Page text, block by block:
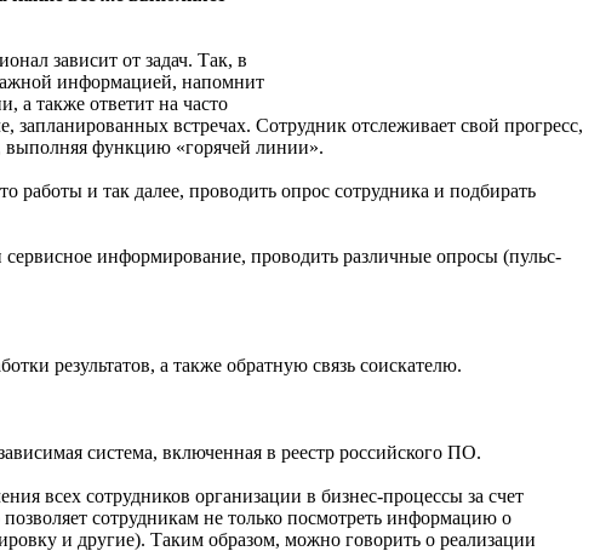
зависит от задач. Так, в
информацией, напомнит
а также ответит на часто
встречах. Сотрудник отслеживает свой прогресс,
функцию «горячей линии».
и так далее, проводить опрос сотрудника и подбирать
информирование, проводить различные опросы (пульс-
результатов, а также обратную связь соискателю.
система, включенная в реестр российского ПО.
всех сотрудников организации в бизнес-процессы за счет
сотрудникам не только посмотреть информацию о
и другие). Таким образом, можно говорить о реализации